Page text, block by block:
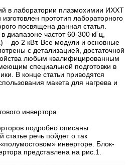
в лаборатории плазмохимии ИХХТ
прототип лабораторного
посвящена данная статья.
диапазоне частот 60-300 кГц,
– до 2 кВт. Все модули и основные
с детализацией, достаточной
любым квалифицированным
специальной подготовки в
В конце статьи приводятся
макета для нагрева и
инвертора
подробно описаны
статье речь пойдет о так
инверторе. Блок-
представлена на рис.1.